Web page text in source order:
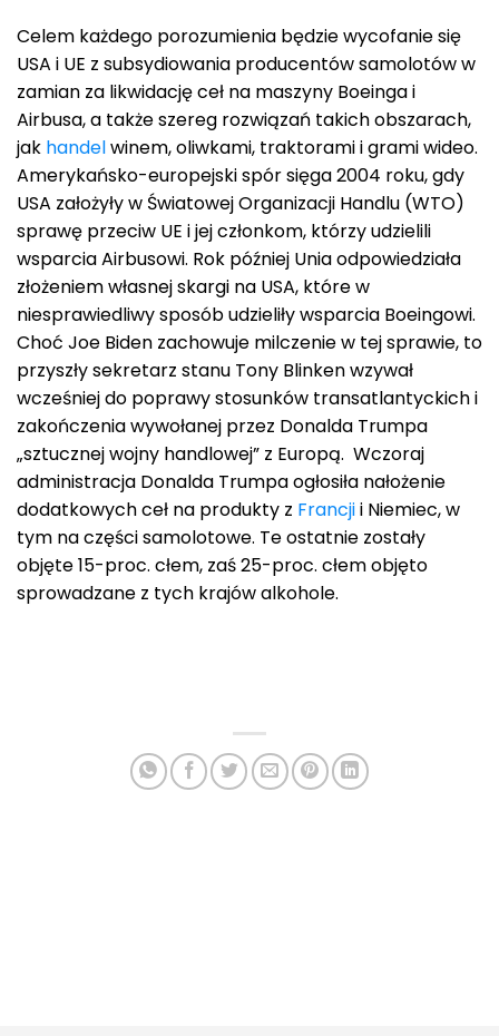
Celem każdego porozumienia będzie wycofanie się
USA i UE z subsydiowania producentów samolotów w
zamian za likwidację ceł na maszyny Boeinga i
Airbusa, a także szereg rozwiązań takich obszarach,
jak handelwinem, oliwkami, traktorami i grami wideo.
Amerykańsko-europejski spór sięga 2004 roku, gdy
USA założyły w Światowej Organizacji Handlu (WTO)
sprawę przeciw UE i jej członkom, którzy udzielili
wsparcia Airbusowi. Rok później Unia odpowiedziała
złożeniem własnej skargi na USA, które w
niesprawiedliwy sposób udzieliły wsparcia Boeingowi.
Choć Joe Biden zachowuje milczenie w tej sprawie, to
przyszły sekretarz stanu Tony Blinken wzywał
wcześniej do poprawy stosunków transatlantyckich i
zakończenia wywołanej przez Donalda Trumpa
„sztucznej wojny handlowej” z Europą. Wczoraj
administracja Donalda Trumpa ogłosiła nałożenie
dodatkowych ceł na produkty z Francjii Niemiec, w
tym na części samolotowe. Te ostatnie zostały
objęte 15-proc. cłem, zaś 25-proc. cłem objęto
sprowadzane z tych krajów alkohole.